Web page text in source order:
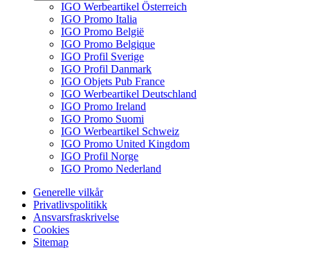
IGO Werbeartikel Österreich
IGO Promo Italia
IGO Promo België
IGO Promo Belgique
IGO Profil Sverige
IGO Profil Danmark
IGO Objets Pub France
IGO Werbeartikel Deutschland
IGO Promo Ireland
IGO Promo Suomi
IGO Werbeartikel Schweiz
IGO Promo United Kingdom
IGO Profil Norge
IGO Promo Nederland
Generelle vilkår
Privatlivspolitikk
Ansvarsfraskrivelse
Cookies
Sitemap